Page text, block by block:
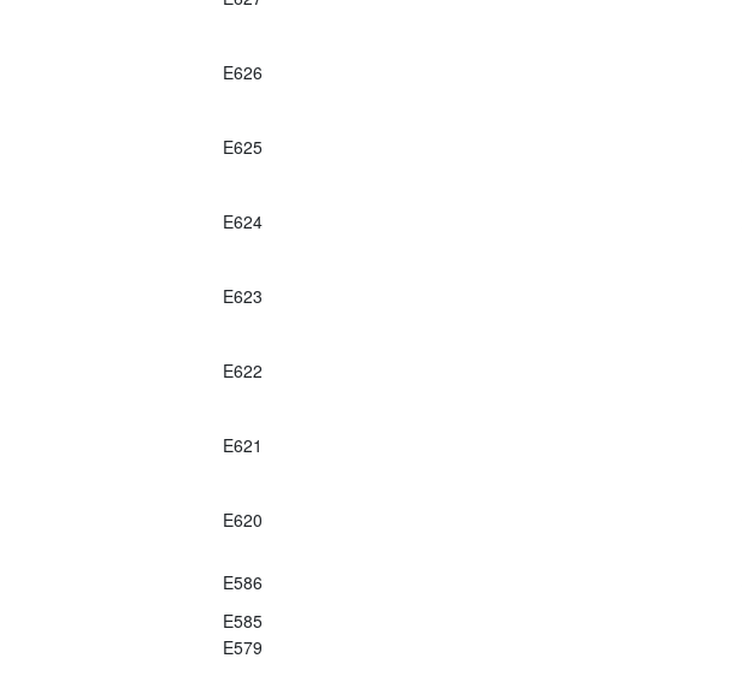
E626
E625
E624
E623
E622
E621
E620
E586
E585
E579